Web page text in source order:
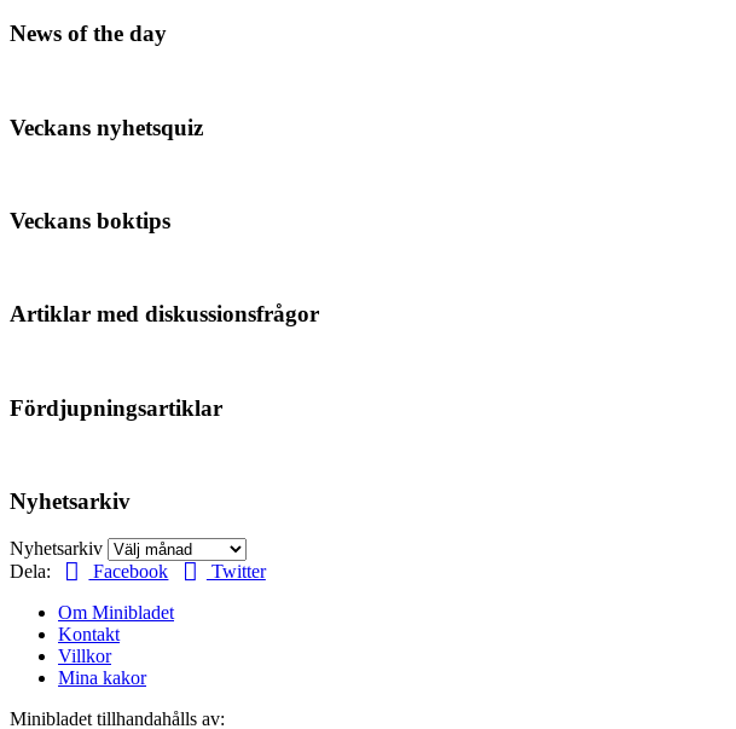
News of the day
Veckans nyhetsquiz
Veckans boktips
Artiklar med diskussionsfrågor
Fördjupningsartiklar
Nyhetsarkiv
Nyhetsarkiv
Dela:
Facebook
Twitter
Om Minibladet
Kontakt
Villkor
Mina kakor
Minibladet tillhandahålls av: